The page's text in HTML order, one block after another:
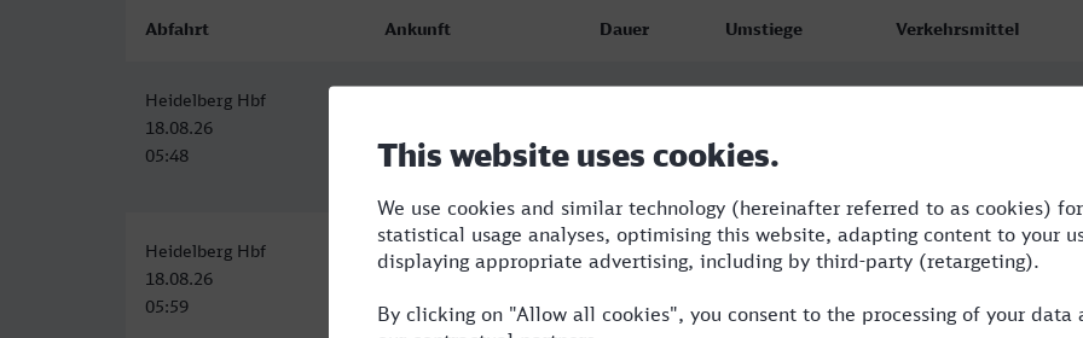
Abfahrt Ankunft Dauer Umstiege Verkehrsmittel
Heidelberg Hbf
18.08.26
05:48
12:03
Heidelberg Hbf
18.08.26
05:59
Schwerin Hbf
18.08.26
14:03
8:04 2 RE,ICE